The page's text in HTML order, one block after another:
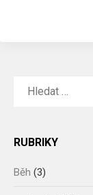
VYHLEDÁVÁNÍ
RUBRIKY
Běh (3)